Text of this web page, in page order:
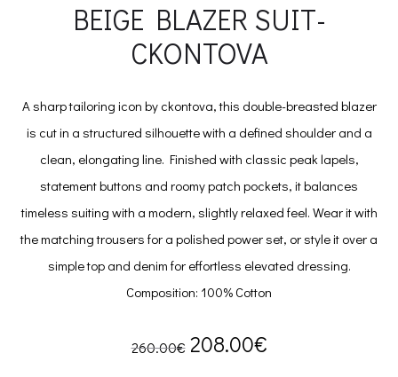
BEIGE BLAZER SUIT-
CKONTOVA
A sharp tailoring icon by ckontova, this double-breasted blazer
is cut in a structured silhouette with a defined shoulder and a
clean, elongating line. Finished with classic peak lapels,
statement buttons and roomy patch pockets, it balances
timeless suiting with a modern, slightly relaxed feel. Wear it with
the matching trousers for a polished power set, or style it over a
simple top and denim for effortless elevated dressing.
Composition: 100% Cotton
260.00€ Original
208.00€Current